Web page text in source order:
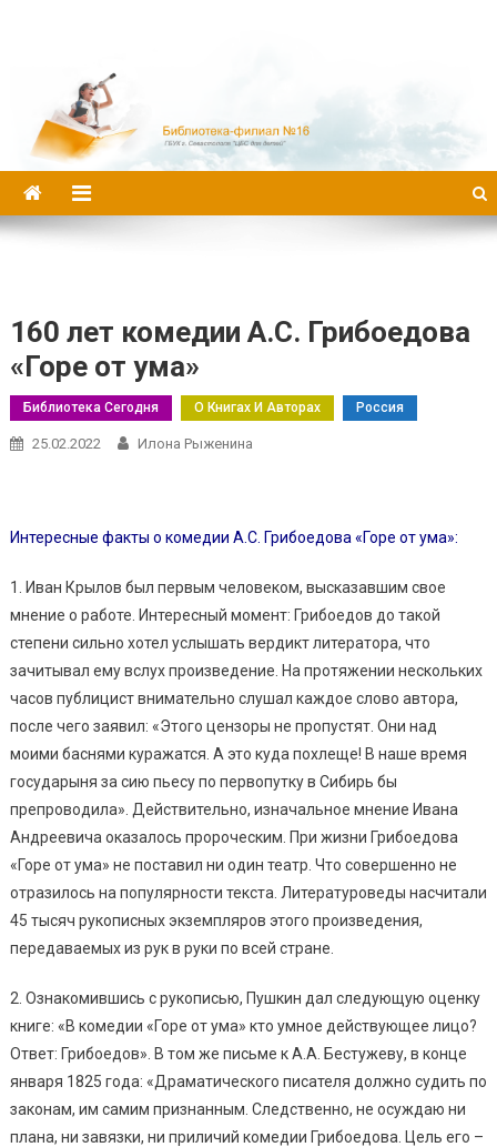
160 лет комедии А.С. Грибоедова
«Горе от ума»
Библиотека Сегодня О Книгах И Авторах Россия
25.02.2022 Илона Рыженина
Интересные факты о комедии А.С. Грибоедова «Горе от ума»:
1. Иван Крылов был первым человеком, высказавшим свое
мнение о работе. Интересный момент: Грибоедов до такой
степени сильно хотел услышать вердикт литератора, что
зачитывал ему вслух произведение. На протяжении нескольких
часов публицист внимательно слушал каждое слово автора,
после чего заявил: «Этого цензоры не пропустят. Они над
моими баснями куражатся. А это куда похлеще! В наше время
государыня за сию пьесу по первопутку в Сибирь бы
препроводила». Действительно, изначальное мнение Ивана
Андреевича оказалось пророческим. При жизни Грибоедова
«Горе от ума» не поставил ни один театр. Что совершенно не
отразилось на популярности текста. Литературоведы насчитали
45 тысяч рукописных экземпляров этого произведения,
передаваемых из рук в руки по всей стране.
2. Ознакомившись с рукописью, Пушкин дал следующую оценку
книге: «В комедии «Горе от ума» кто умное действующее лицо?
Ответ: Грибоедов». В том же письме к А.А. Бестужеву, в конце
января 1825 года: «Драматического писателя должно судить по
законам, им самим признанным. Следственно, не осуждаю ни
плана, ни завязки, ни приличий комедии Грибоедова. Цель его –